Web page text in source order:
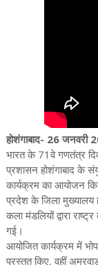
होशंगाबाद- 26
भारत के 71वे गणतंत्र
प्रशासन होशंगाबाद के
कार्यक्रम का आयोजन
प्रदेश के जिला मुख्यालय
कला मंडलियों द्वारा
गई।
आयोजित कार्यक्रम में
प्रस्तुत किए, वहीं